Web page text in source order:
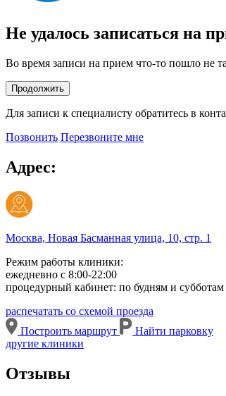
Не удалось записаться на
Во время записи на прием что-то пошло не
Продолжить
Для записи к специалисту обратитесь в
Позвонить Перезвоните мне
Адрес:
Москва, Новая Басманная улица, 10, стр. 1
Режим работы клиники:
ежедневно с 8:00-22:00
процедурный кабинет: по будням и
распечатать со схемой проезда
Построить маршрут
Найти парковку
другие клиники
Отзывы